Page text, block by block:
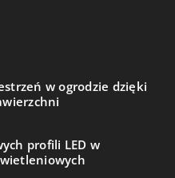
w ogrodzie dzięki
profili LED w